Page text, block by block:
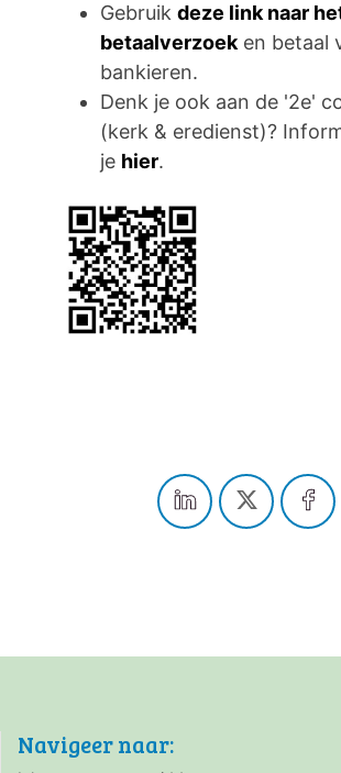
Gebruik deze link naar
betaalverzoeken betaal
bankieren.
Denk je ook aan de '2e'
(kerk & eredienst)?
je hier.
Navigeer naar: